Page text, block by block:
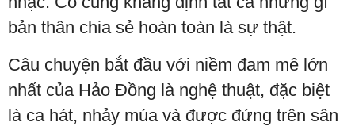
bản thân chia sẻ hoàn toàn là sự thật.
Câu chuyện bắt đầu với niềm đam mê lớn
nhất của Hảo Đồng là nghệ thuật, đặc biệt
là ca hát, nhảy múa và được đứng trên sân